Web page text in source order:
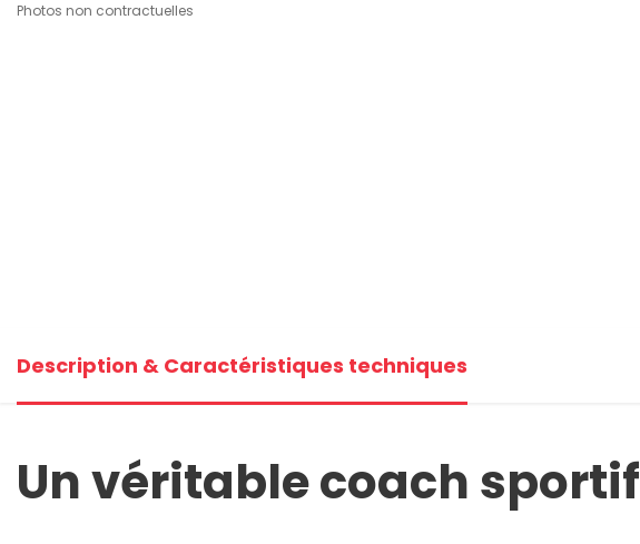
Photos non contractuelles
Description & Caractéristiques techniques
Un véritable coach sportif